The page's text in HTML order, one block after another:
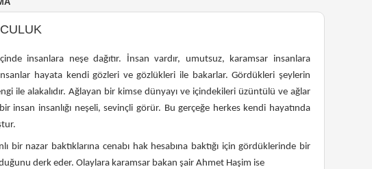
insanlara neşe dağıtır. İnsan vardır, umutsuz, karamsar insanlara
İnsanlar hayata kendi gözleri ve gözlükleri ile bakarlar. Gördükleri şeylerin
ile alakalıdır. Ağlayan bir kimse dünyayı ve içindekileri üzüntülü ve ağlar
insan insanlığı neşeli, sevinçli görür. Bu gerçeğe herkes kendi hayatında
baktıklarına cenabı hak hesabına baktığı için gördüklerinde bir
derk eder. Olaylara karamsar bakan şair Ahmet Haşim ise